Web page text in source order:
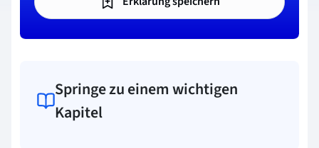
Springe zu einem wichtigen
Kapitel